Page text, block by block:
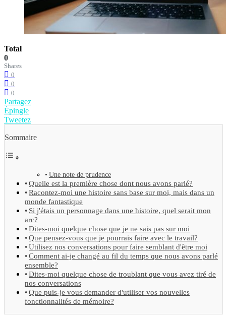
Total
0
Shares
0
0
0
Partagez
Épingle
Tweetez
Sommaire
Une note de prudence
Quelle est la première chose dont nous avons parlé?
Racontez-moi une histoire sans base sur moi, mais dans un
monde fantastique
Si j'étais un personnage dans une histoire, quel serait mon
arc?
Dites-moi quelque chose que je ne sais pas sur moi
Que pensez-vous que je pourrais faire avec le travail?
Utilisez nos conversations pour faire semblant d'être moi
Comment ai-je changé au fil du temps que nous avons parlé
ensemble?
Dites-moi quelque chose de troublant que vous avez tiré de
nos conversations
Que puis-je vous demander d'utiliser vos nouvelles
fonctionnalités de mémoire?